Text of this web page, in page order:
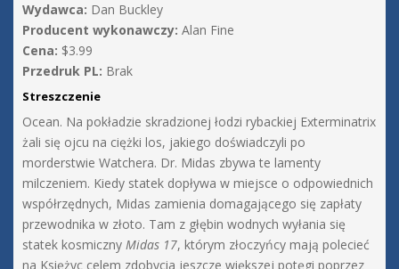
Wydawca: Dan Buckley
Producent wykonawczy: Alan Fine
Cena: $3.99
Przedruk PL: Brak
Streszczenie
Ocean. Na pokładzie skradzionej łodzi rybackiej Exterminatrix
żali się ojcu na ciężki los, jakiego doświadczyli po
morderstwie Watchera. Dr. Midas zbywa te lamenty
milczeniem. Kiedy statek dopływa w miejsce o odpowiednich
współrzędnych, Midas zamienia domagającego się zapłaty
przewodnika w złoto. Tam z głębin wodnych wyłania się
statek kosmiczny Midas 17, którym złoczyńcy mają polecieć
na Księżyc celem zdobycia jeszcze większej potęgi poprzez